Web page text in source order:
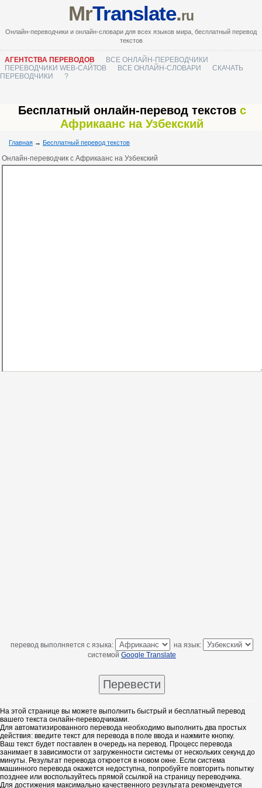
MrTranslate.ru
Онлайн-переводчики и онлайн-словари для всех языков мира, бесплатный перевод
текстов
АГЕНТСТВА ПЕРЕВОДОВ
ВСЕ ОНЛАЙН-ПЕРЕВОДЧИКИ
ПЕРЕВОДЧИКИ WEB-САЙТОВ
ВСЕ ОНЛАЙН-СЛОВАРИ
СКАЧАТЬ
ПЕРЕВОДЧИКИ
?
Бесплатный онлайн-перевод текстов с
Африкаанс на Узбекский
Главная → Бесплатный перевод текстов
Онлайн-переводчик с Африкаанс на Узбекский
перевод выполняется с языка:
на язык:
системой Google Translate
На этой странице вы можете выполнить быстрый и бесплатный перевод
вашего текста онлайн-переводчиками.
Для автоматизированного перевода необходимо выполнить два простых
действия: введите текст для перевода в поле ввода и нажмите кнопку.
Ваш текст будет поставлен в очередь на перевод. Процесс перевода
занимает в зависимости от загруженности системы от нескольких секунд до
минуты. Результат перевода откроется в новом окне. Если система
машинного перевода окажется недоступна, попробуйте повторить попытку
позднее или воспользуйтесь прямой ссылкой на страницу переводчика.
Для достижения максимально качественного результата рекомендуется